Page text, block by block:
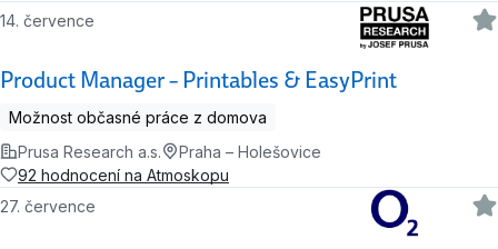
Product Manager – Printables & EasyPrint
14. července
Možnost občasné práce z domova
Prusa Research a.s.
Praha – Holešovice
92 hodnocení na Atmoskopu
27. července